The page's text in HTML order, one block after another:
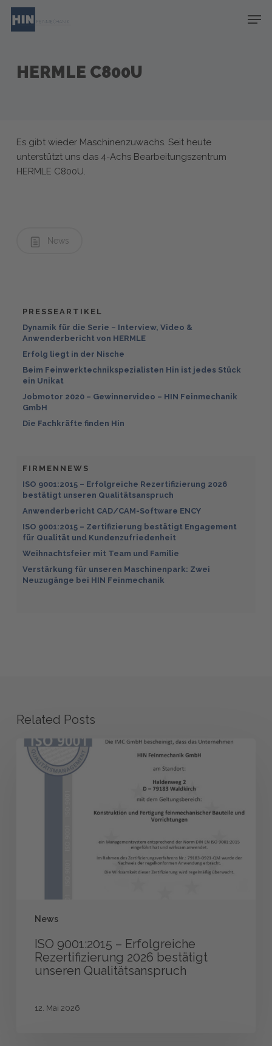
Skip
HERMLE C800U
Es gibt wieder Maschinenzuwachs. Seit heute
unterstützt uns das 4-Achs Bearbeitungszentrum
HERMLE C800U.
News
PRESSEARTIKEL
Dynamik für die Serie – Interview, Video &
Anwenderbericht von HERMLE
Erfolg liegt in der Nische
Beim Feinwerktechnikspezialisten Hin ist jedes Stück
ein Unikat
Jobmotor 2020 – Gewinnervideo – HIN Feinmechanik
GmbH
Die Fachkräfte finden Hin
FIRMENNEWS
ISO 9001:2015 – Erfolgreiche Rezertifizierung 2026
bestätigt unseren Qualitätsanspruch
Anwenderbericht CAD/CAM-Software ENCY
ISO 9001:2015 – Zertifizierung bestätigt Engagement
für Qualität und Kundenzufriedenheit
Weihnachtsfeier mit Team und Familie
Verstärkung für unseren Maschinenpark: Zwei
Neuzugänge bei HIN Feinmechanik
Related Posts
News
ISO
9001:2015
ISO 9001:2015 – Erfolgreiche
Rezertifizierung 2026 bestätigt
unseren Qualitätsanspruch
12. Mai 2026